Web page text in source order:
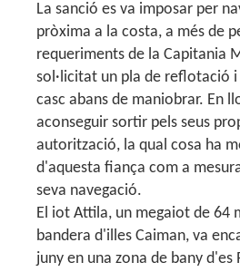
La sanció es va imposar per
pròxima a la costa, a més de
requeriments de la Capitania
sol·licitat un pla de reflotació
casc abans de maniobrar. En
aconseguir sortir pels seus
autorització, la qual cosa ha
d'aquesta fiança com a
seva navegació.
El iot Attila, un megaiot de 64
bandera d'illes Caiman, va
juny en una zona de bany d'es